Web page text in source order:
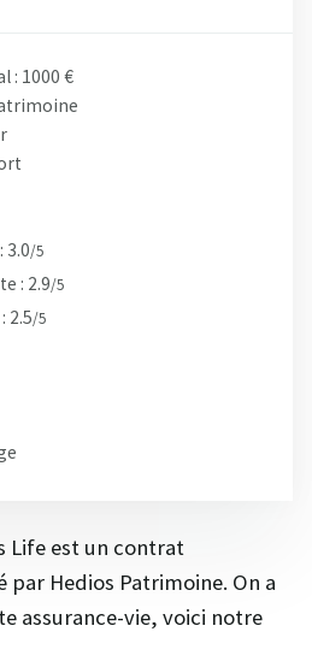
: 1000 €
3.0/5
: 2.9/5
2.5/5
Life est un contrat
Hedios Patrimoine. On a
assurance-vie, voici notre